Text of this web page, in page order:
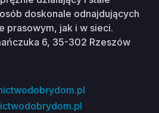
doskonale odnajdujących
prasowym, jak i w sieci.
6, 35-302 Rzeszów